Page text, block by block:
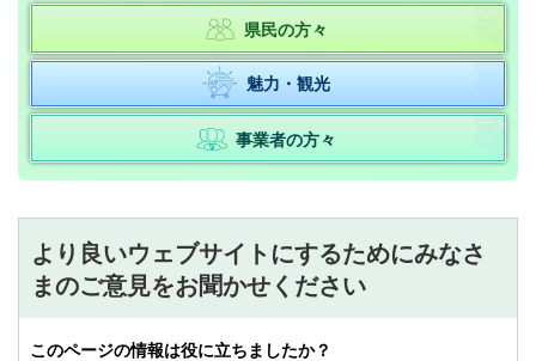
県民の方々
魅力・観光
事業者の方々
より良いウェブサイトにするためにみなさ
まのご意見をお聞かせください
このページの情報は役に立ちましたか？